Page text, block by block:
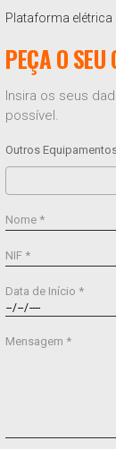
Plataforma elétrica
PEÇA O SEU
Insira os seus
possível.
Outros
Nome *
NIF *
Data de Início *
Mensagem *